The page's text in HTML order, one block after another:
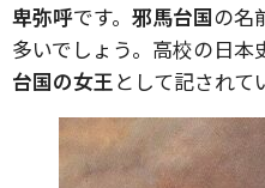
卑弥呼です。 邪馬台国の名
多いでしょう。高校の日
台国の女王として記されて